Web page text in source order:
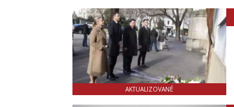
AKTUALIZOVANÉ